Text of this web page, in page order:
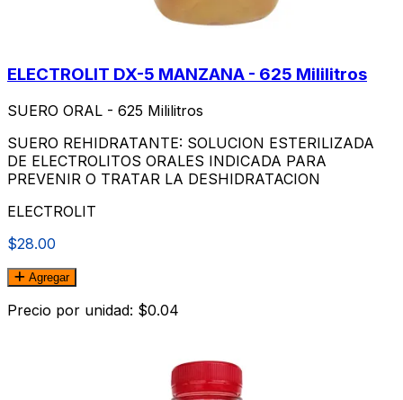
ELECTROLIT DX-5 MANZANA - 625 Mililitros
SUERO ORAL - 625 Mililitros
SUERO REHIDRATANTE: SOLUCION ESTERILIZADA
DE ELECTROLITOS ORALES INDICADA PARA
PREVENIR O TRATAR LA DESHIDRATACION
ELECTROLIT
$28.00
Agregar
Precio por unidad: $0.04